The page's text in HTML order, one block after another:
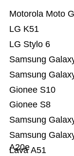
Lava A51
Samsung
A20e
Samsung
Gionee S8
Gionee S10
Samsung
Samsung
LG Stylo 6
LG K51
Motorola Moto